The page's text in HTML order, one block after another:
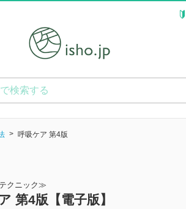
呼吸ケア 第4版
クニック≫
第4版【電子版】